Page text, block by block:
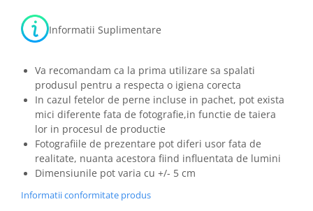
Informatii Suplimentare
Va recomandam ca la prima utilizare sa spalati
produsul pentru a respecta o igiena corecta
In cazul fetelor de perne incluse in pachet, pot exista
mici diferente fata de fotografie,in functie de taiera
lor in procesul de productie
Fotografiile de prezentare pot diferi usor fata de
realitate, nuanta acestora fiind influentata de lumini
Dimensiunile pot varia cu +/- 5 cm
Informatii conformitate produs